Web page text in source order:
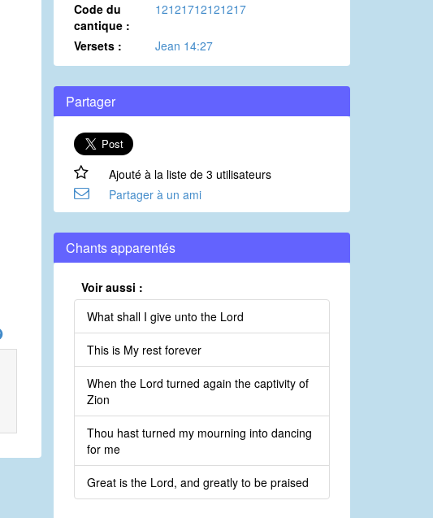
Code du
cantique :
12121712121217
Versets : Jean 14:27
Partager
Ajouté à la liste de 3 utilisateurs
Partager à un ami
Chants apparentés
Voir aussi :
What shall I give unto the Lord
This is My rest forever
When the Lord turned again the captivity of
Zion
Thou hast turned my mourning into dancing
for me
Great is the Lord, and greatly to be praised